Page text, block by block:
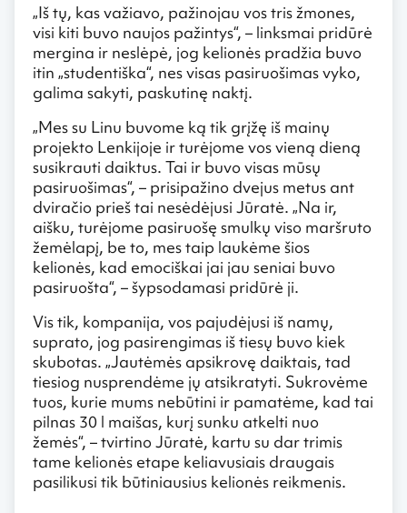
„Iš tų, kas važiavo, pažinojau vos tris žmones,
visi kiti buvo naujos pažintys“, – linksmai pridūrė
mergina ir neslėpė, jog kelionės pradžia buvo
itin „studentiška“, nes visas pasiruošimas vyko,
galima sakyti, paskutinę naktį.
„Mes su Linu buvome ką tik grįžę iš mainų
projekto Lenkijoje ir turėjome vos vieną dieną
susikrauti daiktus. Tai ir buvo visas mūsų
pasiruošimas“, – prisipažino dvejus metus ant
dviračio prieš tai nesėdėjusi Jūratė. „Na ir,
aišku, turėjome pasiruošę smulkų viso maršruto
žemėlapį, be to, mes taip laukėme šios
kelionės, kad emociškai jai jau seniai buvo
pasiruošta“, – šypsodamasi pridūrė ji.
Vis tik, kompanija, vos pajudėjusi iš namų,
suprato, jog pasirengimas iš tiesų buvo kiek
skubotas. „Jautėmės apsikrovę daiktais, tad
tiesiog nusprendėme jų atsikratyti. Sukrovėme
tuos, kurie mums nebūtini ir pamatėme, kad tai
pilnas 30 l maišas, kurį sunku atkelti nuo
žemės“, – tvirtino Jūratė, kartu su dar trimis
tame kelionės etape keliavusiais draugais
pasilikusi tik būtiniausius kelionės reikmenis.